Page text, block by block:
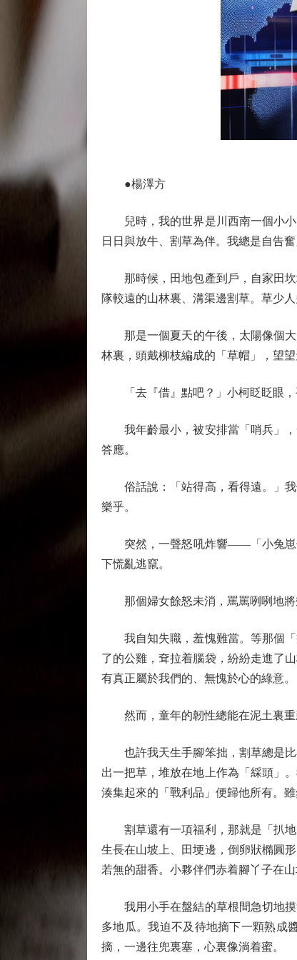
●楊澤方
兒時，我的世界是川西南一個小小
日日與放牛、割草為伴。我總是自告
那時候，田地包產到戶，自家田坎
隊較遠的山林裏、溝渠邊割草。草少
那是一個夏天的午後，太陽像個大
林裏，頭戴柳枝編成的「草帽」，望
「去『借』點吧？」小柯眨眨眼，
我年齡最小，被安排當「哨兵」，
答應。
俗話說：「站得高，看得遠。」我
樂乎。
突然，一聲怒吼炸響——「小兔崽子
下慌亂逃竄。
那個婦女餘怒未消，罵罵咧咧地將
我自知失職，羞愧難當。等那個「
了的公雞，耷拉着腦袋，紛紛走進了
有真正屬於我們的、無愧於心的綠意。
然而，童年的韌性總能在泥土裏重
也許我天生手腳笨拙，割草總是比
出一把草，堆放在地上作為「綵頭」
湊集起來的「戰利品」便歸他所有。
割草還有一項福利，那就是「扒地
生長在山坡上、田埂邊，倒卵狀橢圓
若無的甜香。小夥伴們赤着腳丫子在
我用小手在盤結的草根間急切地摸
多地瓜。我迫不及待地摘下一顆熟成
摘，一邊往兜裏塞，心裏像淌着蜜。